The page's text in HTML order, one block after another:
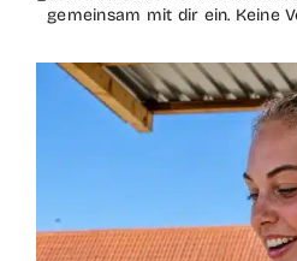
gemeinsam mit dir ein. Keine